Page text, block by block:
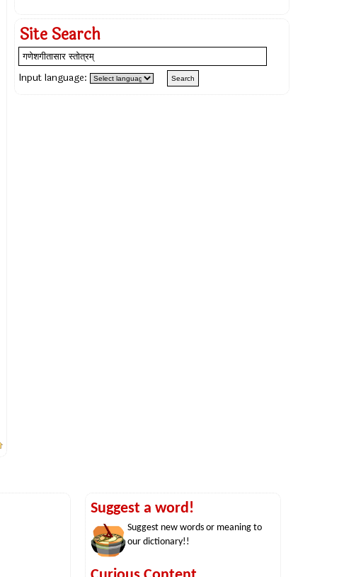
Site Search
Input language:
Suggest a word!
Suggest new words or meaning to
our dictionary!!